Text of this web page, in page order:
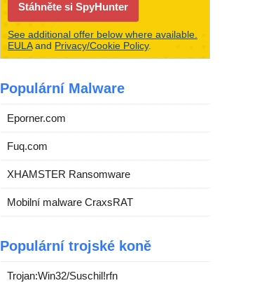
Stáhněte si SpyHunter
See additional offer below where available.
EULAand Privacy/Cookie Policy.
Populární Malware
Eporner.com
Fuq.com
XHAMSTER Ransomware
Mobilní malware CraxsRAT
Populární trojské koně
Trojan:Win32/Suschil!rfn